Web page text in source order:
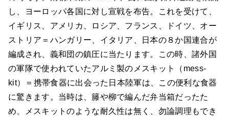
し、ヨーロッパ各国に対し宣戦を布告。これを受けて、
イギリス、アメリカ、ロシア、フランス、ドイツ、オー
ストリア＝ハンガリー、イタリア、日本の８か国連合が
編成され、義和団の鎮圧に当たります。この時、諸外国
の軍隊で使われていたアルミ製のメスキット（mess-
kit）＝携帯食器に出会った日本陸軍は、この便利な食器
に驚きます。当時は、籐や柳で編んだ弁当箱だったた
め、メスキットのような耐久性は無く、勿論調理もでき